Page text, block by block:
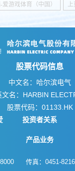
游戏体育（中国） 上
股票代码信息
中文名：哈尔滨电气
文名：HARBIN
股票代码：01133.HK
投资者关系
产品业务
传真：0451-